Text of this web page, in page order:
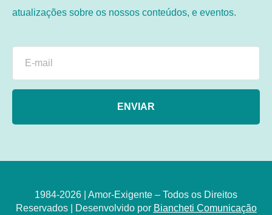
atualizações sobre os nossos conteúdos, e eventos.
ENVIAR
1984-2026 | Amor-Exigente – Todos os Direitos
Reservados | Desenvolvido por Biancheti Comunicação